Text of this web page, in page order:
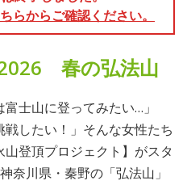
らからご確認ください。
春の弘法山
士山に登ってみたい…」
戦したい！」そんな女性たち
登頂プロジェクト】がスタ
奈川県・秦野の「弘法山」